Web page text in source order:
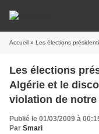
Accueil » Les élections présidentielles d’avril
Les élections
Algérie et le
violation de
Publié le 01/03/2009 à
Par Smari